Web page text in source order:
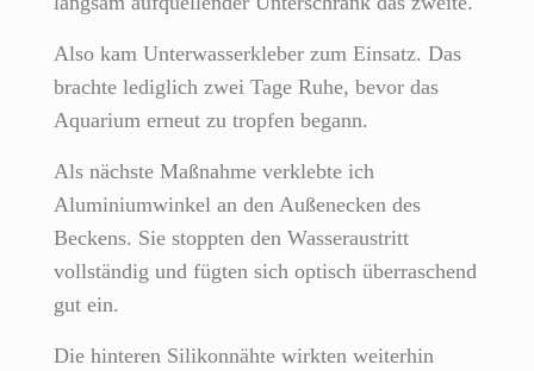
Also kam Unterwasserkleber zum Einsatz. Das
brachte lediglich zwei Tage Ruhe, bevor das
Aquarium erneut zu tropfen begann.
Als nächste Maßnahme verklebte ich
Aluminiumwinkel an den Außenecken des
Beckens. Sie stoppten den Wasseraustritt
vollständig und fügten sich optisch überraschend
gut ein.
Die hinteren Silikonnähte wirkten weiterhin